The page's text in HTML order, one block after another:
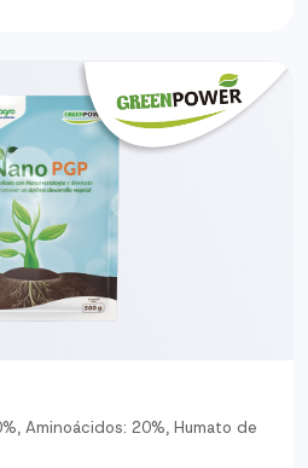
Aminoácidos: 20%, Humato de